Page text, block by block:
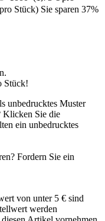
Stück) Sie sparen 37%
Stück!
unbedrucktes Muster
Klicken Sie die
ein unbedrucktes
Fordern Sie ein
von unter 5 € sind
werden